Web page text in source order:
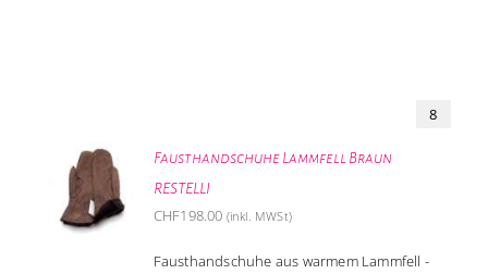
Fausthandschuhe Lammfell Braun
RESTELLI
8
CHF198.00 (inkl. MWSt)
Fausthandschuhe aus warmem Lammfell -